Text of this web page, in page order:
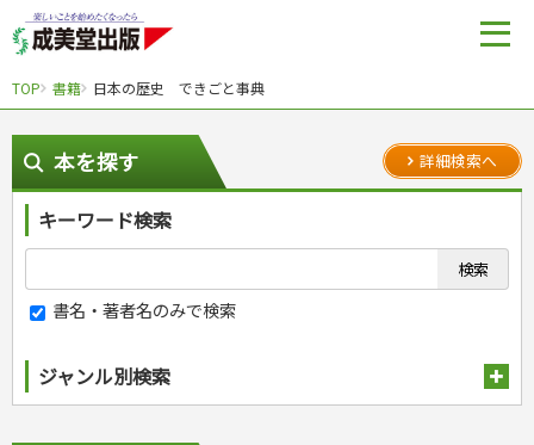
TOP 書籍 日本の歴史 できごと事典
本を探す 詳細検索へ
キーワード検索
書名・著者名のみで検索
ジャンル別検索